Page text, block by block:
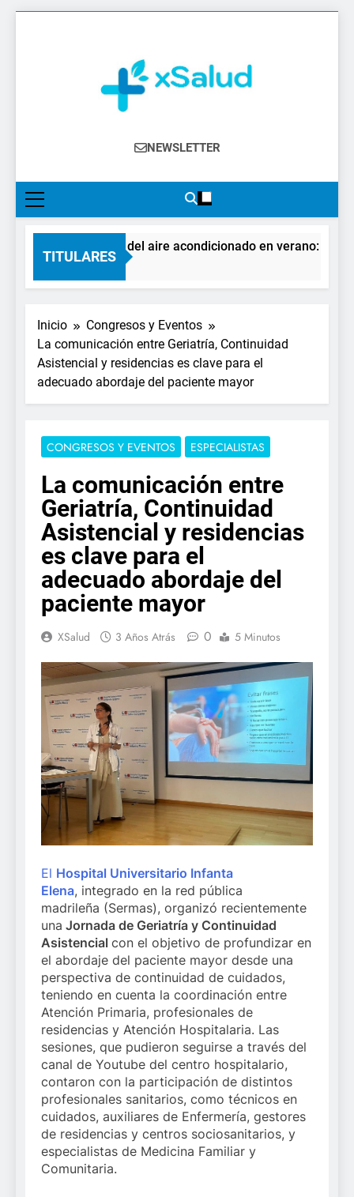
XSalud
Noticias Del Sector Salud. Congresos Y
Farmacéutica, Atención Primaria,
Especialistas, Farmacia, Etc…
NEWSLETTER
TITULARES
El impacto del aire acondicionado en verano:
2 Días Atrás
Inicio
Congresos y Eventos
La comunicación entre Geriatría, Continuidad
Asistencial y residencias es clave para el
adecuado abordaje del paciente mayor
CONGRESOS Y EVENTOS ESPECIALISTAS
La comunicación entre
Geriatría, Continuidad
Asistencial y residencias
es clave para el
adecuado abordaje del
paciente mayor
XSalud 3 Años Atrás 0 5 Minutos
El Hospital Universitario Infanta
Elena, integrado en la red pública
madrileña (Sermas), organizó recientemente
una Jornada de Geriatría y Continuidad
Asistencial con el objetivo de profundizar en
el abordaje del paciente mayor desde una
perspectiva de continuidad de cuidados,
teniendo en cuenta la coordinación entre
Atención Primaria, profesionales de
residencias y Atención Hospitalaria. Las
sesiones, que pudieron seguirse a través del
canal de Youtube del centro hospitalario,
contaron con la participación de distintos
profesionales sanitarios, como técnicos en
cuidados, auxiliares de Enfermería, gestores
de residencias y centros sociosanitarios, y
especialistas de Medicina Familiar y
Comunitaria.